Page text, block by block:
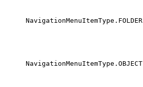
NavigationMenuItemType.FOLDER
NavigationMenuItemType.OBJECT